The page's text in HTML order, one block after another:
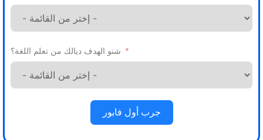
شنو الهدف ديالك من تعلم اللغة؟
جرب أول فابور